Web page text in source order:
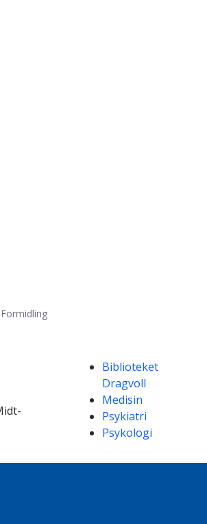
Formidling
Kompetanseord
Biblioteket
Dragvoll
Medisin
Psykiatri
Psykologi